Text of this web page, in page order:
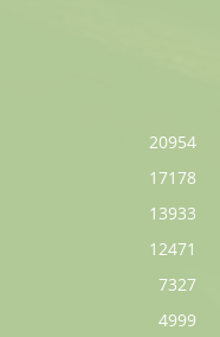
20954
17178
13933
12471
7327
4999